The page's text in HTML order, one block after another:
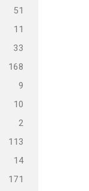
51
11
33
168
9
10
2
113
14
171